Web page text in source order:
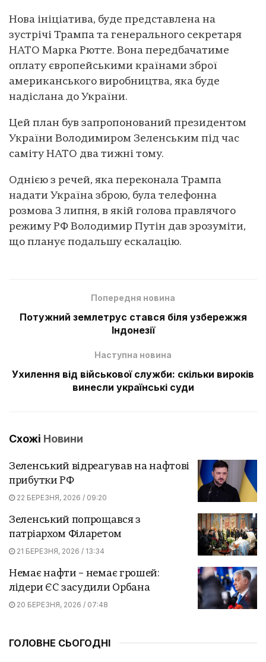
Нова ініціатива, буде представлена на
зустрічі Трампа та генерального секретаря
НАТО Марка Рютте. Вона передбачатиме
оплату європейськими країнами зброї
американського виробництва, яка буде
надіслана до України.
Цей план був запропонований президентом
України Володимиром Зеленським під час
саміту НАТО два тижні тому.
Однією з речей, яка переконала Трампа
надати Україна зброю, була телефонна
розмова 3 липня, в якій голова правлячого
режиму РФ Володимир Путін дав зрозуміти,
що планує подальшу ескалацію.
Попередня новина
Потужний землетрус стався біля узбережжя
Індонезії
Наступна новина
Ухилення від військової служби: скільки вироків
винесли українські суди
Схожі Новини
Зеленський відреагував на нафтові
прибутки РФ
22 БЕРЕЗНЯ, 2026 / 09:20
Зеленський попрощався з
патріархом Філаретом
21 БЕРЕЗНЯ, 2026 / 13:34
Немає нафти – немає грошей:
лідери ЄС засудили Орбана
20 БЕРЕЗНЯ, 2026 / 07:48
ГОЛОВНЕ СЬОГОДНІ